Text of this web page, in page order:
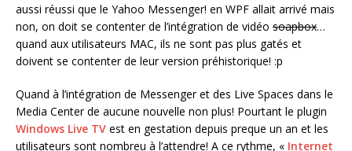
aussi réussi que le Yahoo Messenger! en WPF allait arrivé mais
non, on doit se contenter de l’intégration de vidéo soapbox…
quand aux utilisateurs MAC, ils ne sont pas plus gatés et
doivent se contenter de leur version préhistorique! :p
Quand à l’intégration de Messenger et des Live Spaces dans le
Media Center de aucune nouvelle non plus! Pourtant le plugin
Windows Live TV est en gestation depuis preque un an et les
utilisateurs sont nombreu à l’attendre! A ce rythme, « Internet